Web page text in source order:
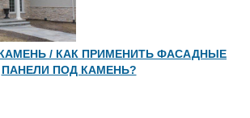
/ КАК ПРИМЕНИТЬ ФАСАДНЫЕ
ПАНЕЛИ ПОД КАМЕНЬ?